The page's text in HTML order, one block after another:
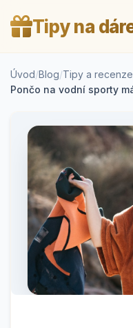
Tipy na
Úvod/Blog/Tipy a recenze
Pončo na vodní sporty